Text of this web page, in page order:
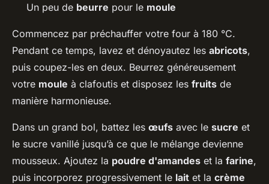
Un peu de beurre pour le moule
Commencez par préchauffer votre four à 180 °C.
Pendant ce temps, lavez et dénoyautez les abricots,
puis coupez-les en deux. Beurrez généreusement
votre moule à clafoutis et disposez les fruits de
manière harmonieuse.
Dans un grand bol, battez les œufs avec le sucre et
le sucre vanillé jusqu’à ce que le mélange devienne
mousseux. Ajoutez la poudre d'amandes et la farine,
puis incorporez progressivement le lait et la crème